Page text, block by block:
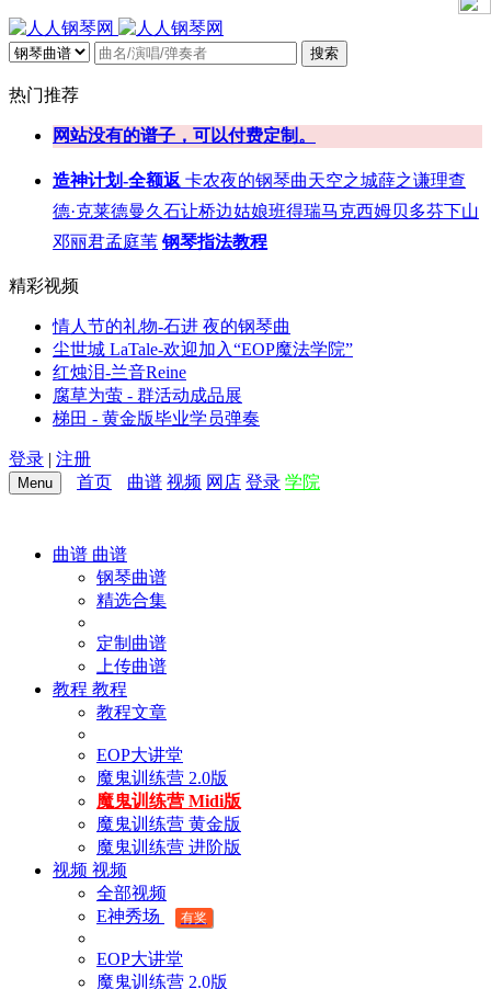
搜索
热门推荐
网站没有的谱子，可以付费定制。
造神计划-全额返 卡农夜的钢琴曲天空之城薛之谦理查
德·克莱德曼久石让桥边姑娘班得瑞马克西姆贝多芬下山
邓丽君孟庭苇 钢琴指法教程
精彩视频
情人节的礼物-石进 夜的钢琴曲
尘世城 LaTale-欢迎加入“EOP魔法学院”
红烛泪-兰音Reine
腐草为萤 - 群活动成品展
梯田 - 黄金版毕业学员弹奏
登录 | 注册
Menu 首页 曲谱 视频 网店 登录 学院
曲谱 曲谱
钢琴曲谱
精选合集
定制曲谱
上传曲谱
教程 教程
教程文章
EOP大讲堂
魔鬼训练营 2.0版
魔鬼训练营 Midi版
魔鬼训练营 黄金版
魔鬼训练营 进阶版
视频 视频
全部视频
E神秀场
有奖
EOP大讲堂
魔鬼训练营 2.0版